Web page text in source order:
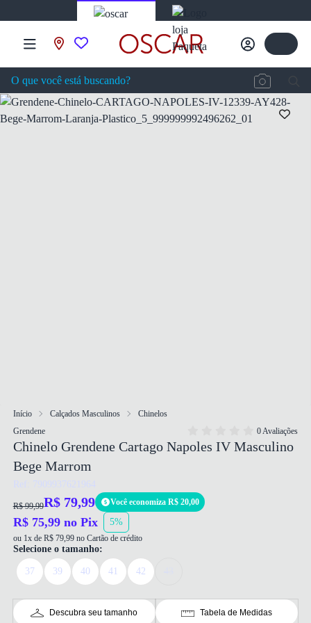
Início Calçados Masculinos
Chinelos
Grendene
0 Avaliações
Chinelo Grendene Cartago Napoles IV Masculino
Bege Marrom
Ref: 7909937621964
R$ 99,99R$ 79,99 Você economiza R$ 20,00
R$ 75,99 no Pix 5%
ou 1x de R$ 79,99 no Cartão de crédito
Selecione o tamanho:
37 39 40 41 42
Descubra seu tamanho Tabela de Medidas